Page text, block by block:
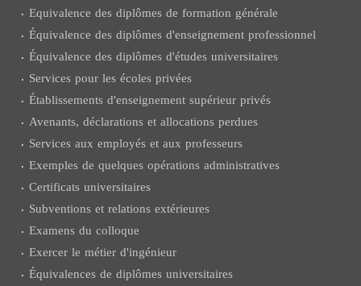
Equivalence des diplômes de formation générale
Équivalence des diplômes d'enseignement professionnel
Équivalence des diplômes d'études universitaires
Services pour les écoles privées
Établissements d'enseignement supérieur privés
Avenants, déclarations et allocations perdues
Services aux employés et aux professeurs
Exemples de quelques opérations administratives
Certificats universitaires
Subventions et relations extérieures
Examens du colloque
Exercer le métier d'ingénieur
Équivalences de diplômes universitaires